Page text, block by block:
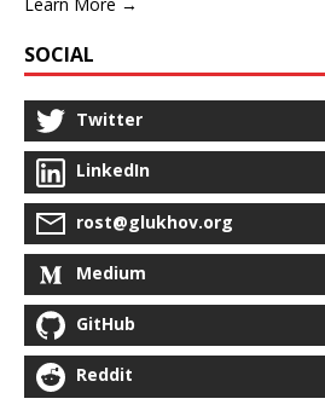
SOCIAL
Twitter
LinkedIn
rost@glukhov.org
Medium
GitHub
Reddit